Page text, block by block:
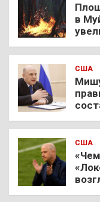
в
США
США